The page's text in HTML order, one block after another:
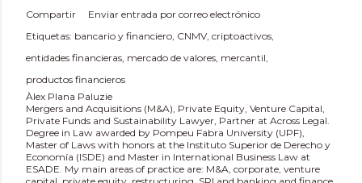
Compartir
Enviar entrada por correo electrónico
Etiquetas: bancario y financiero CNMV criptoactivos
entidades financieras mercado de valores mercantil
productos financieros
Àlex Plana Paluzie
Mergers and Acquisitions (M&A), Private Equity, Venture Capital,
Private Funds and Sustainability Lawyer, Partner at Across Legal.
Degree in Law awarded by Pompeu Fabra University (UPF),
Master of Laws with honors at the Instituto Superior de Derecho y
Economía (ISDE) and Master in International Business Law at
ESADE. My main areas of practice are: M&A, corporate, venture